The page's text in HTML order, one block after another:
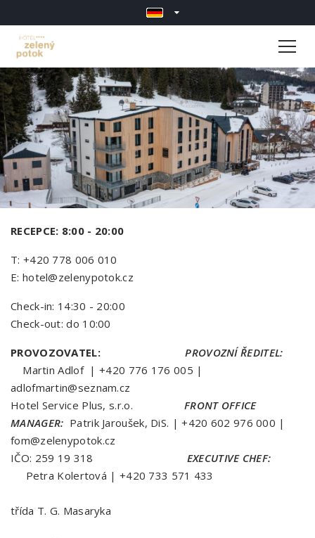
RECEPCE: 8:00 - 20:00
T: +420 778 006 010
E: hotel@zelenypotok.cz
Check-in: 14:30 - 20:00
Check-out: do 10:00
PROVOZOVATEL:
PROVOZNÍ ŘEDITEL:
Martin Adlof | +420 776 176 005 |
adlofmartin@seznam.cz
Hotel Service Plus, s.r.o. FRONT OFFICE
MANAGER: Patrik Jaroušek, DiS. | +420 602 976 000 |
fom@zelenypotok.cz
IČO: 259 19 318 EXECUTIVE CHEF:
Petra Kolertová | +420 733 571 433
třída T. G. Masaryka